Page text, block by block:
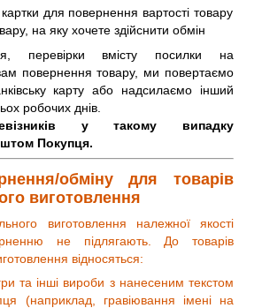
для повернення вартості товару
на яку хочете здійснити обмін
перевірки вмісту посилки на
повернення товару, ми повертаємо
карту або надсилаємо інший
робочих днів.
у такому випадку
Покупця.
обміну для товарів
виготовлення
виготовлення належної якості
не підлягають. До товарів
відносяться:
та інші вироби з нанесеним текстом
(наприклад, гравіювання імені на